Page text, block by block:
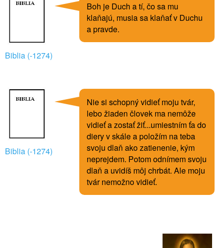
Biblia (-1274)
Boh je Duch a tí, čo sa mu
klaňajú, musia sa klaňať v Duchu
a pravde.
Biblia (-1274)
Nie si schopný vidieť moju tvár,
lebo žiaden človek ma nemôže
vidieť a zostať žiť...umiestním ťa do
diery v skále a položím na teba
svoju dlaň ako zatienenie, kým
neprejdem. Potom odnímem svoju
dlaň a uvidíš môj chrbát. Ale moju
tvár nemožno vidieť.